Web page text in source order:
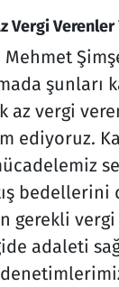
Vergi
Mehmet
şunları
az vergi
ediyoruz.
bedellerini
gerekli
adaleti